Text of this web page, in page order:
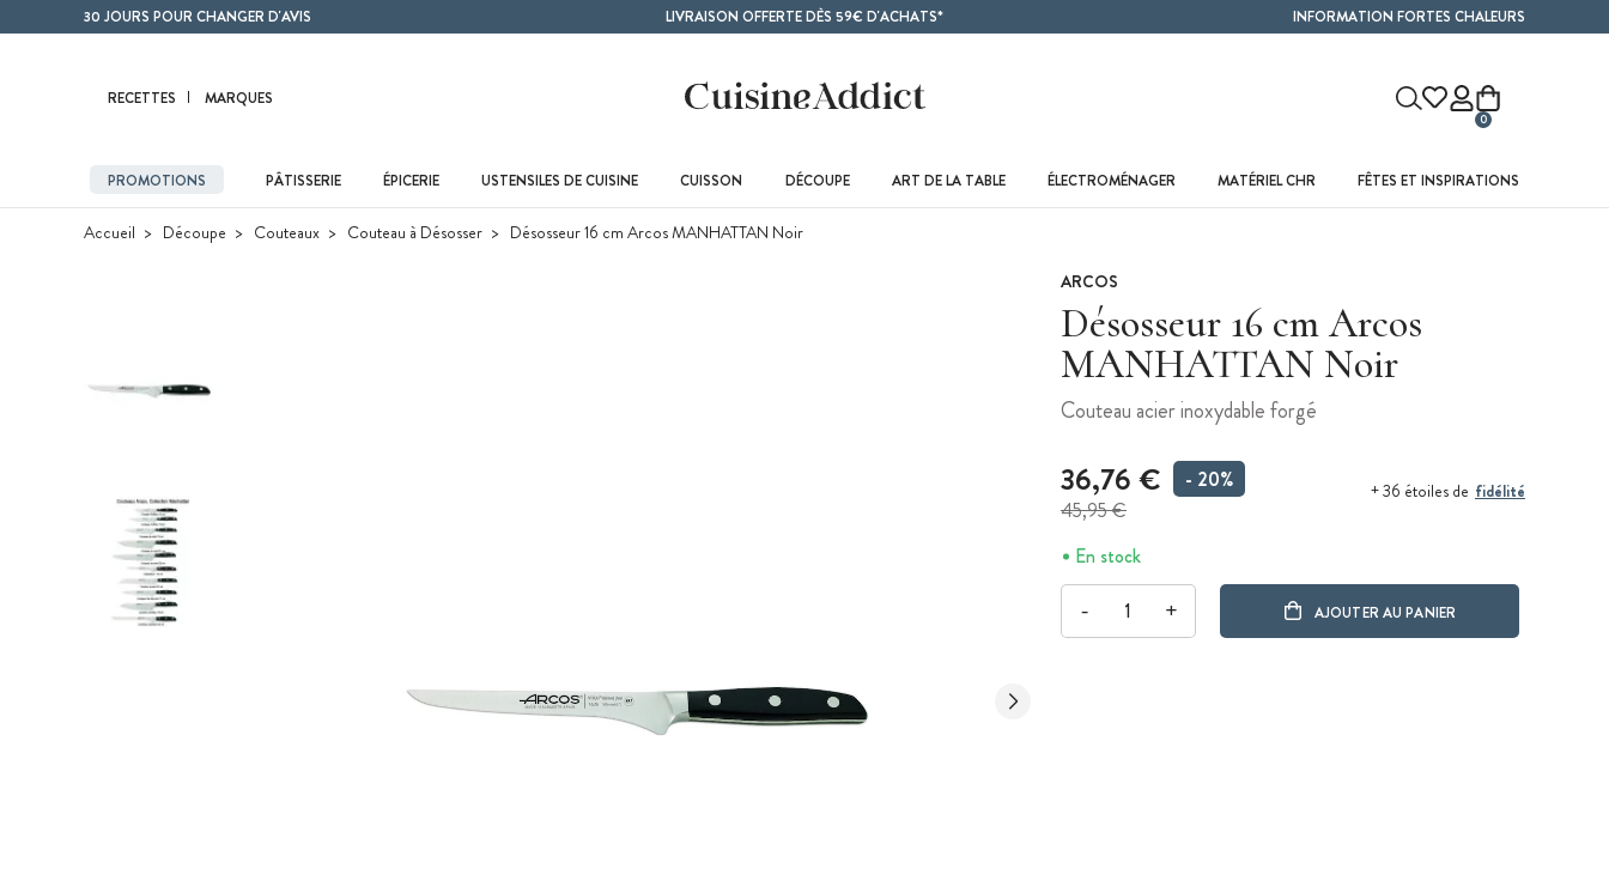
Contenu principal30 JOURS POUR CHANGER D'AVIS LIVRAISON OFFERTE DÈS 59€ D'ACHATS* INFORMATION FORTES CHALEURS
RECETTES MARQUES
0
PROMOTIONS PÂTISSERIE ÉPICERIE USTENSILES DE CUISINE CUISSON DÉCOUPE ART DE LA TABLE ÉLECTROMÉNAGER MATÉRIEL CHR FÊTES ET INSPIRATIONS
Accueil Découpe Couteaux Couteau à Désosser Désosseur 16 cm Arcos MANHATTAN Noir
ARCOS
Désosseur 16 cm Arcos
MANHATTAN Noir
Couteau acier inoxydable forgé
36,76 €
45,95 €
- 20% + 36 étoiles de fidélité
En stock
- + AJOUTER AU PANIER